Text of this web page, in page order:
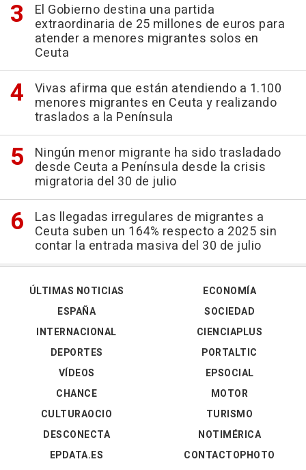
El Gobierno destina una partida
extraordinaria de 25 millones de euros para
atender a menores migrantes solos en
Ceuta
Vivas afirma que están atendiendo a 1.100
menores migrantes en Ceuta y realizando
traslados a la Península
Ningún menor migrante ha sido trasladado
desde Ceuta a Península desde la crisis
migratoria del 30 de julio
Las llegadas irregulares de migrantes a
Ceuta suben un 164% respecto a 2025 sin
contar la entrada masiva del 30 de julio
ÚLTIMAS NOTICIAS
ESPAÑA
INTERNACIONAL
DEPORTES
VÍDEOS
ECONOMÍA
SOCIEDAD
CIENCIAPLUS
PORTALTIC
EPSOCIAL
CHANCE
CULTURAOCIO
DESCONECTA
EPDATA.ES
MOTOR
TURISMO
NOTIMÉRICA
CONTACTOPHOTO